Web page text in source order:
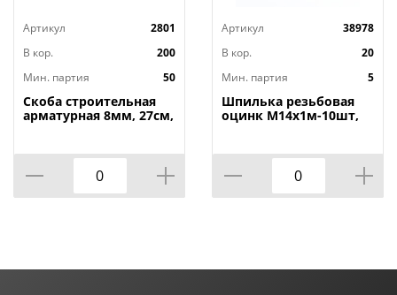
Артикул
2801
В кор.
200
Мин. партия
50
Скоба строительная
арматурная 8мм, 27см,
Артикул
38978
В кор.
20
Мин. партия
5
Шпилька резьбовая
оцинк М14х1м-10шт,